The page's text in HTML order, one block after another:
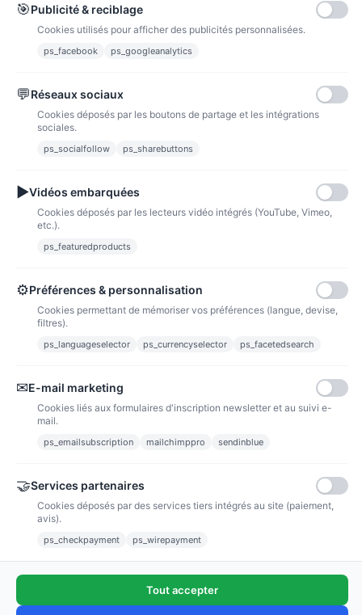
Paiements sécurisés via paypal et paypal 4 fois sans frais
Fidélité
bons de réductions.
Notre société
Nous suivre
Newsletter
Voir tous les avis boutique
🎯Publicité & reciblage
Cookies utilisés pour afficher des publicités personnalisées.
ps_facebook ps_googleanalytics
💬Réseaux sociaux
Cookies déposés par les boutons de partage et les intégrations
sociales.
ps_socialfollow ps_sharebuttons
▶Vidéos embarquées
Cookies déposés par les lecteurs vidéo intégrés (YouTube, Vimeo,
etc.).
ps_featuredproducts
⚙Préférences & personnalisation
Cookies permettant de mémoriser vos préférences (langue, devise,
filtres).
ps_languageselector ps_currencyselector ps_facetedsearch
✉E-mail marketing
Cookies liés aux formulaires d'inscription newsletter et au suivi e-
mail.
ps_emailsubscription mailchimppro sendinblue
🤝Services partenaires
Cookies déposés par des services tiers intégrés au site (paiement,
avis).
ps_checkpayment ps_wirepayment
Tout accepter